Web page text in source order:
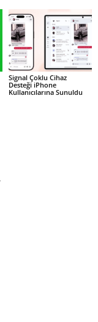
Signal Çoklu Cihaz
Desteği iPhone
Kullanıcılarına Sunuldu